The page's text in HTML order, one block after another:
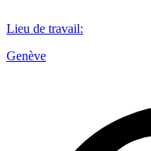
Lieu de travail:
Genève